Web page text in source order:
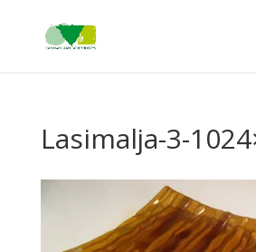
Lasimalja-3-